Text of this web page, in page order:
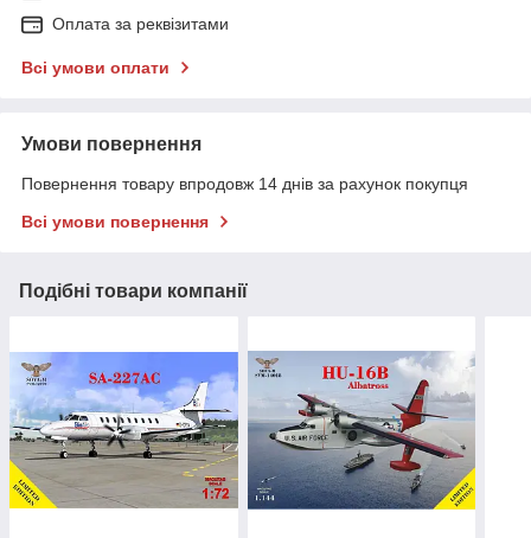
Оплата за реквізитами
Всі умови оплати
Умови повернення
Повернення товару впродовж 14 днів за рахунок покупця
Всі умови повернення
Подібні товари компанії